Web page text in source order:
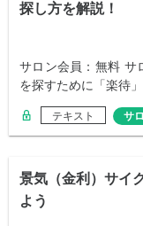
探し方を解説！
サロン会員：無料 サ
を探すために「楽待
テキスト サ
景気（金利）サイ
よう